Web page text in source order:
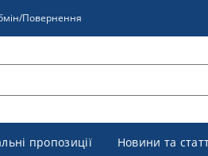
Повернення
пропозиції Новини та